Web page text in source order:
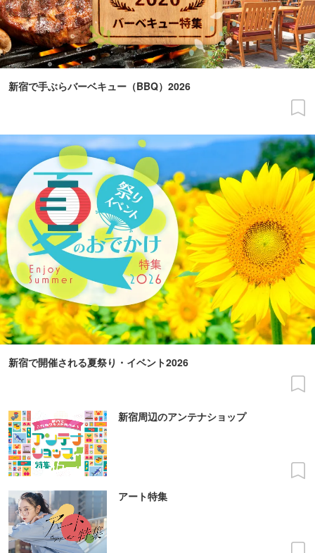
新宿で手ぶらバーベキュー（BBQ）2026
新宿で開催される夏祭り・イベント2026
新宿周辺のアンテナショップ
アート特集